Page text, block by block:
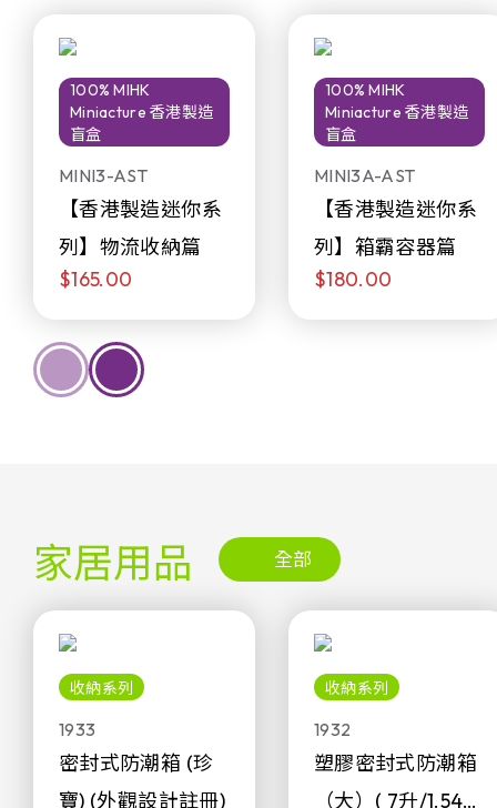
100% MIHK
Miniacture 香港製造
盲盒
MINI3-AST
【香港製造迷你系
列】物流收納篇
$165.00
100% MIHK
Miniacture 香港製造
盲盒
MINI3A-AST
【香港製造迷你系
列】箱霸容器篇
$180.00
家居用品 全部
收納系列
1933
密封式防潮箱 (珍
寶) (外觀設計註冊)
收納系列
1932
塑膠密封式防潮箱
（大）( 7升/1.54加